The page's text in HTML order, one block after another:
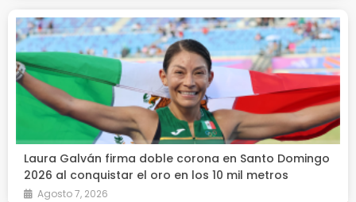
Laura Galván firma doble corona en Santo Domingo
2026 al conquistar el oro en los 10 mil metros
Agosto 7, 2026